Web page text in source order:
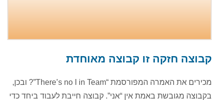
14.8, שבת 15.8, חמישי 20.8...
קבוצה חזקה זו קבוצה מאוחדת
מכירים את האמרה המפורסמת “There’s no I in Team”? ובכן,
בקבוצה מגובשת באמת אין “אני”. קבוצה חייבת לעבוד ביחד כדי